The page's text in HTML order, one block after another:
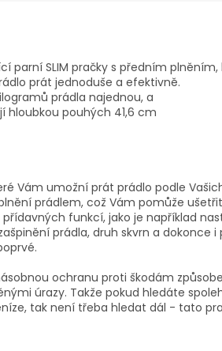
cí parní SLIM pračky s předním plněním,
ádlo prát jednoduše a efektivně.
ů prádla najednou, a
í hloubkou pouhých 41,6 cm
Vám umožní prát prádlo podle
prádlem, což Vám pomůže
funkcí, jako je například
prádla, druh skvrn a dokonce
ochranu proti škodám
úrazy. Takže pokud hledáte
tak není třeba hledat dál - tato